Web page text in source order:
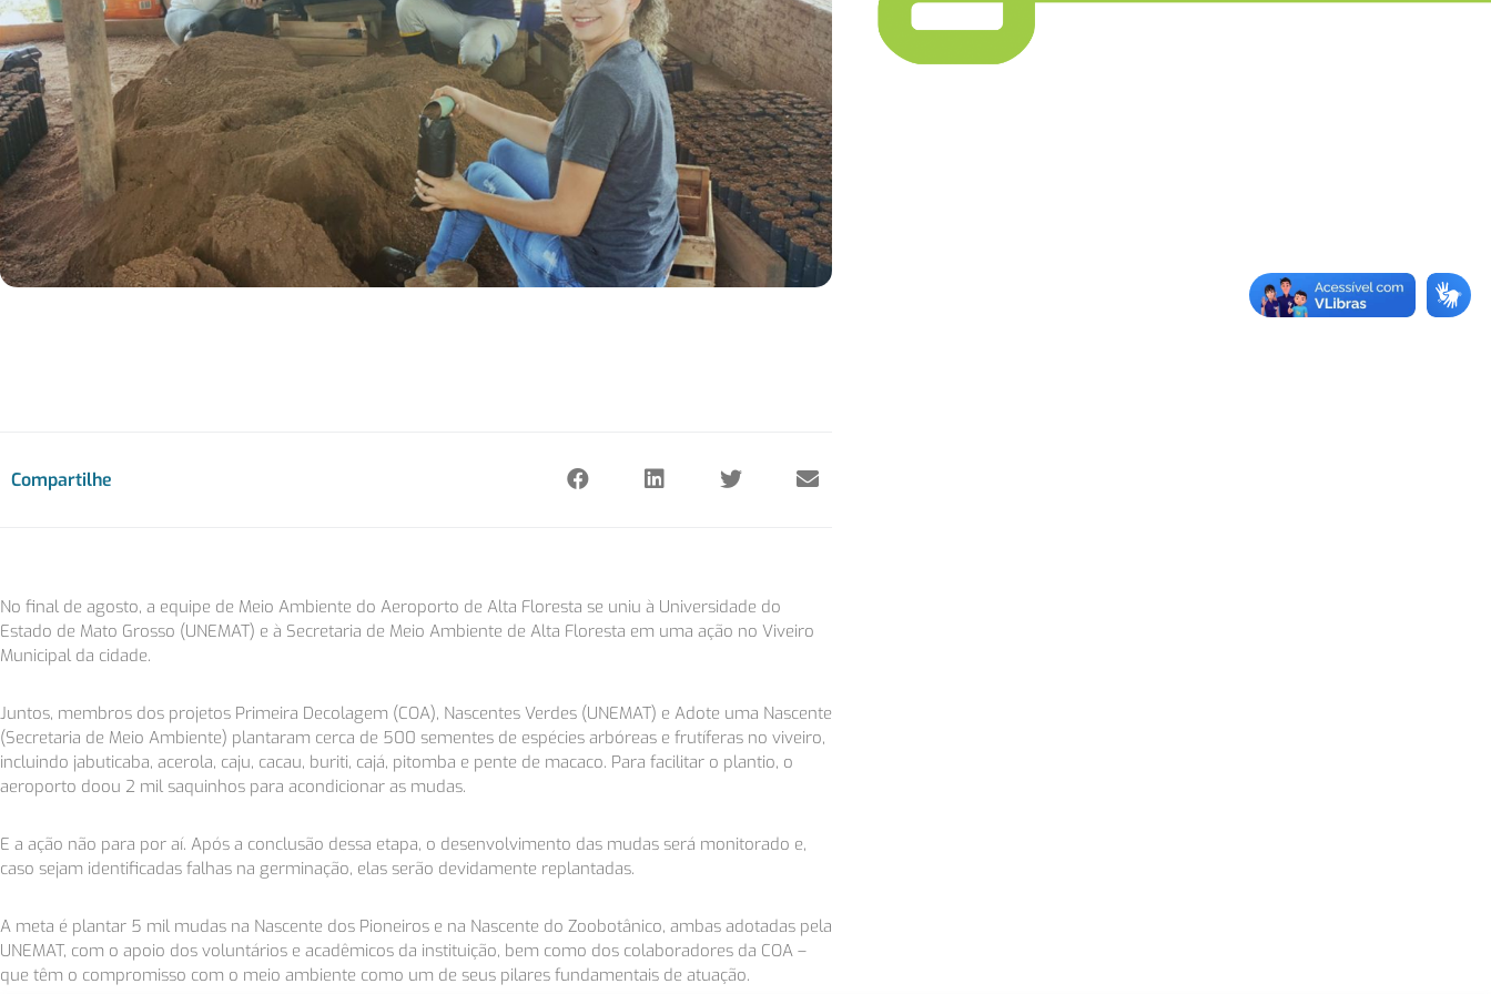
Compartilhe
No final de agosto, a equipe de Meio Ambiente do Aeroporto de Alta Floresta se uniu à Universidade do
Estado de Mato Grosso (UNEMAT) e à Secretaria de Meio Ambiente de Alta Floresta em uma ação no Viveiro
Municipal da cidade.
Juntos, membros dos projetos Primeira Decolagem (COA), Nascentes Verdes (UNEMAT) e Adote uma Nascente
(Secretaria de Meio Ambiente) plantaram cerca de 500 sementes de espécies arbóreas e frutíferas no viveiro,
incluindo jabuticaba, acerola, caju, cacau, buriti, cajá, pitomba e pente de macaco. Para facilitar o plantio, o
aeroporto doou 2 mil saquinhos para acondicionar as mudas.
E a ação não para por aí. Após a conclusão dessa etapa, o desenvolvimento das mudas será monitorado e,
caso sejam identificadas falhas na germinação, elas serão devidamente replantadas.
A meta é plantar 5 mil mudas na Nascente dos Pioneiros e na Nascente do Zoobotânico, ambas adotadas pela
UNEMAT, com o apoio dos voluntários e acadêmicos da instituição, bem como dos colaboradores da COA –
que têm o compromisso com o meio ambiente como um de seus pilares fundamentais de atuação.